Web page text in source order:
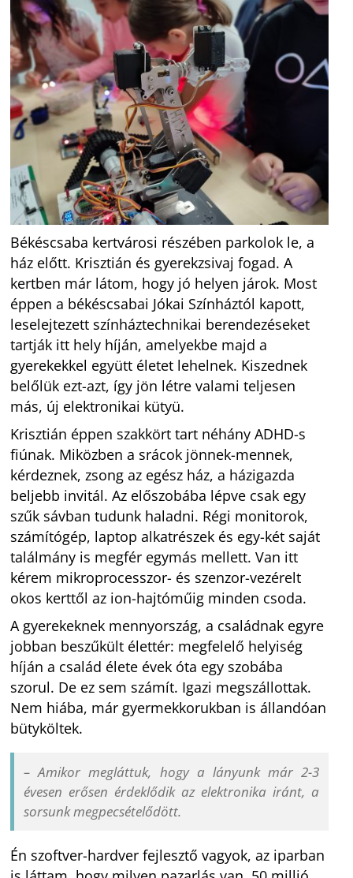
Békéscsaba kertvárosi részében parkolok le, a
ház előtt. Krisztián és gyerekzsivaj fogad. A
kertben már látom, hogy jó helyen járok. Most
éppen a békéscsabai Jókai Színháztól kapott,
leselejtezett színháztechnikai berendezéseket
tartják itt hely híján, amelyekbe majd a
gyerekekkel együtt életet lehelnek. Kiszednek
belőlük ezt-azt, így jön létre valami teljesen
más, új elektronikai kütyü.
Krisztián éppen szakkört tart néhány ADHD-s
fiúnak. Miközben a srácok jönnek-mennek,
kérdeznek, zsong az egész ház, a házigazda
beljebb invitál. Az előszobába lépve csak egy
szűk sávban tudunk haladni. Régi monitorok,
számítógép, laptop alkatrészek és egy-két saját
találmány is megfér egymás mellett. Van itt
kérem mikroprocesszor- és szenzor-vezérelt
okos kerttől az ion-hajtóműig minden csoda.
A gyerekeknek mennyország, a családnak egyre
jobban beszűkült élettér: megfelelő helyiség
híján a család élete évek óta egy szobába
szorul. De ez sem számít. Igazi megszállottak.
Nem hiába, már gyermekkorukban is állandóan
bütyköltek.
– Amikor megláttuk, hogy a lányunk már 2-3
évesen erősen érdeklődik az elektronika iránt, a
sorsunk megpecsételődött.
Én szoftver-hardver fejlesztő vagyok, az iparban